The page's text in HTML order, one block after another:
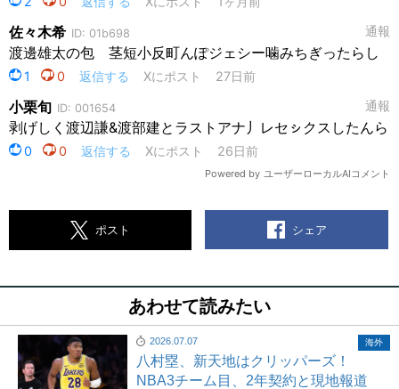
ポスト シェア
あわせて読みたい
2026.07.07
八村塁、新天地はクリッパーズ！
NBA3チーム目、2年契約と現地報道
海外